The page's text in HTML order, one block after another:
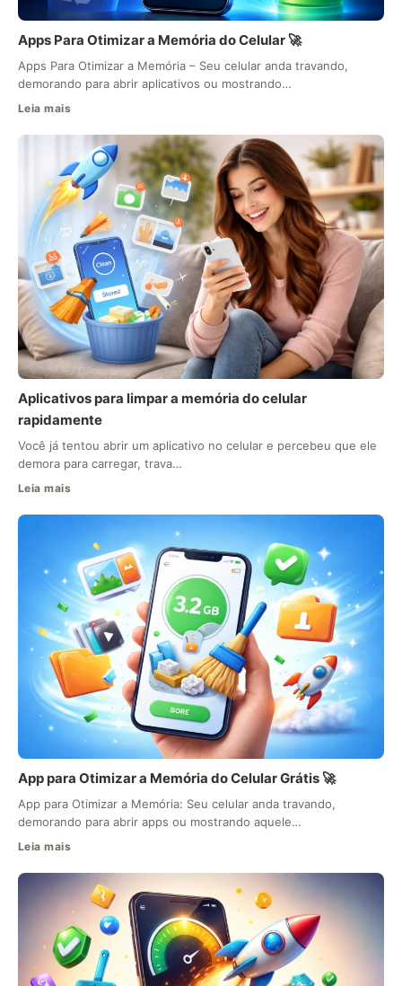
Apps Para Otimizar a Memória do Celular 🚀
Apps Para Otimizar a Memória – Seu celular anda travando,
demorando para abrir aplicativos ou mostrando…
Leia mais
Aplicativos para limpar a memória do celular
rapidamente
Você já tentou abrir um aplicativo no celular e percebeu que ele
demora para carregar, trava…
Leia mais
App para Otimizar a Memória do Celular Grátis 🚀
App para Otimizar a Memória: Seu celular anda travando,
demorando para abrir apps ou mostrando aquele…
Leia mais